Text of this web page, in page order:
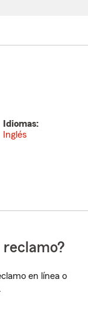
Idiomas:
Inglés
reclamo?
en línea o
.